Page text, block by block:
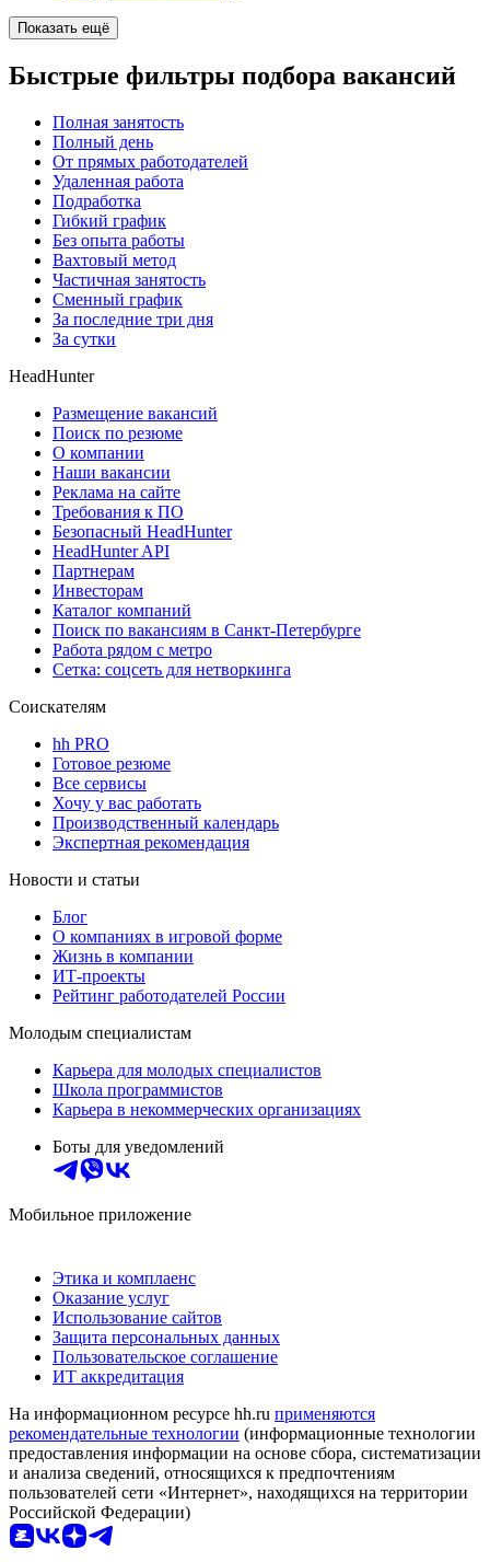
Показать ещё
Быстрые фильтры подбора вакансий
Полная занятость
Полный день
От прямых работодателей
Удаленная работа
Подработка
Гибкий график
Без опыта работы
Вахтовый метод
Частичная занятость
Сменный график
За последние три дня
За сутки
HeadHunter
Размещение вакансий
Поиск по резюме
О компании
Наши вакансии
Реклама на сайте
Требования к ПО
Безопасный HeadHunter
HeadHunter API
Партнерам
Инвесторам
Каталог компаний
Поиск по вакансиям в Санкт-Петербурге
Работа рядом с метро
Сетка: соцсеть для нетворкинга
Соискателям
hh PRO
Готовое резюме
Все сервисы
Хочу у вас работать
Производственный календарь
Экспертная рекомендация
Новости и статьи
Блог
О компаниях в игровой форме
Жизнь в компании
ИТ-проекты
Рейтинг работодателей России
Молодым специалистам
Карьера для молодых специалистов
Школа программистов
Карьера в некоммерческих организациях
Боты для уведомлений
Мобильное приложение
Этика и комплаенс
Оказание услуг
Использование сайтов
Защита персональных данных
Пользовательское соглашение
ИТ аккредитация
На информационном ресурсе hh.ru применяются
рекомендательные технологии (информационные технологии
предоставления информации на основе сбора, систематизации
и анализа сведений, относящихся к предпочтениям
пользователей сети «Интернет», находящихся на территории
Российской Федерации)